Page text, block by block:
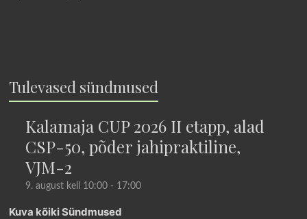
Tulevased sündmused
Kalamaja CUP 2026 II etapp, alad
CSP-50, põder jahipraktiline,
VJM-2
9. august kell 10:00 - 17:00
Kuva kõiki Sündmused